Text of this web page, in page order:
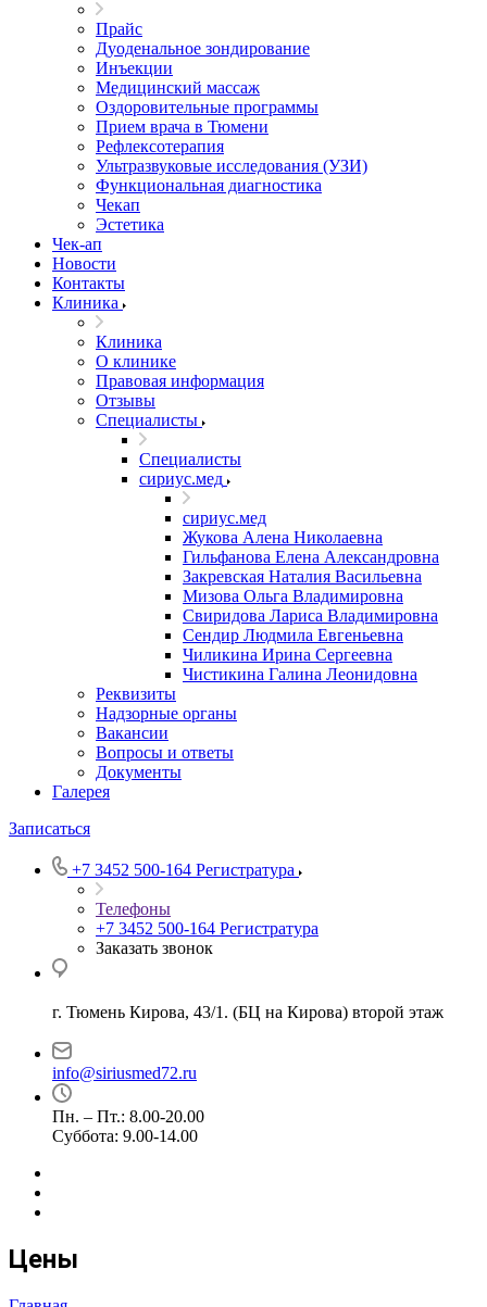
Прайс
Дуоденальное зондирование
Инъекции
Медицинский массаж
Оздоровительные программы
Прием врача в Тюмени
Рефлексотерапия
Ультразвуковые исследования (УЗИ)
Функциональная диагностика
Чекап
Эстетика
Чек-ап
Новости
Контакты
Клиника
Клиника
О клинике
Правовая информация
Отзывы
Специалисты
Специалисты
сириус.мед
сириус.мед
Жукова Алена Николаевна
Гильфанова Елена Александровна
Закревская Наталия Васильевна
Мизова Ольга Владимировна
Свиридова Лариса Владимировна
Сендир Людмила Евгеньевна
Чиликина Ирина Сергеевна
Чистикина Галина Леонидовна
Реквизиты
Надзорные органы
Вакансии
Вопросы и ответы
Документы
Галерея
Записаться
+7 3452 500-164 Регистратура
Телефоны
+7 3452 500-164 Регистратура
Заказать звонок
г. Тюмень Кирова, 43/1. (БЦ на Кирова) второй этаж
info@siriusmed72.ru
Пн. – Пт.: 8.00-20.00
Суббота: 9.00-14.00
Цены